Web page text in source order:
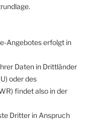
Angebotes erfolgt in
Daten in Drittländer
oder des
findet also in der
Dritter in Anspruch